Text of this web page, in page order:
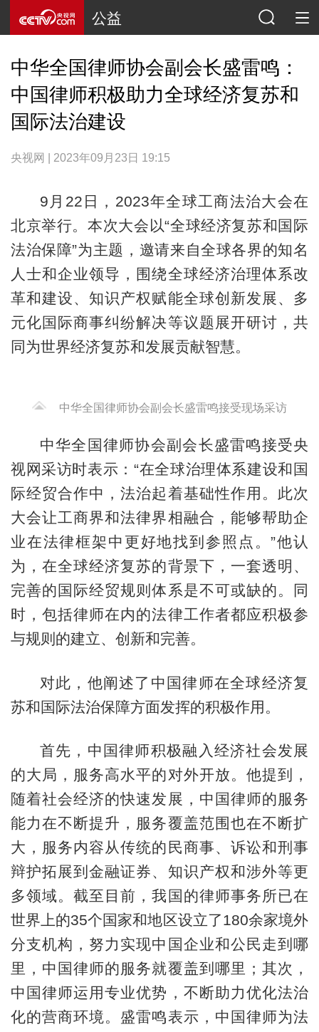
公益
中华全国律师协会副会长盛雷鸣：
中国律师积极助力全球经济复苏和
国际法治建设
央视网 | 2023年09月23日 19:15
9月22日，2023年全球工商法治大会在
北京举行。本次大会以“全球经济复苏和国际
法治保障”为主题，邀请来自全球各界的知名
人士和企业领导，围绕全球经济治理体系改
革和建设、知识产权赋能全球创新发展、多
元化国际商事纠纷解决等议题展开研讨，共
同为世界经济复苏和发展贡献智慧。
中华全国律师协会副会长盛雷鸣接受现场采访
中华全国律师协会副会长盛雷鸣接受央
视网采访时表示：“在全球治理体系建设和国
际经贸合作中，法治起着基础性作用。此次
大会让工商界和法律界相融合，能够帮助企
业在法律框架中更好地找到参照点。”他认
为，在全球经济复苏的背景下，一套透明、
完善的国际经贸规则体系是不可或缺的。同
时，包括律师在内的法律工作者都应积极参
与规则的建立、创新和完善。
对此，他阐述了中国律师在全球经济复
苏和国际法治保障方面发挥的积极作用。
首先，中国律师积极融入经济社会发展
的大局，服务高水平的对外开放。他提到，
随着社会经济的快速发展，中国律师的服务
能力在不断提升，服务覆盖范围也在不断扩
大，服务内容从传统的民商事、诉讼和刑事
辩护拓展到金融证券、知识产权和涉外等更
多领域。截至目前，我国的律师事务所已在
世界上的35个国家和地区设立了180余家境外
分支机构，努力实现中国企业和公民走到哪
里，中国律师的服务就覆盖到哪里；其次，
中国律师运用专业优势，不断助力优化法治
化的营商环境。盛雷鸣表示，中国律师为法